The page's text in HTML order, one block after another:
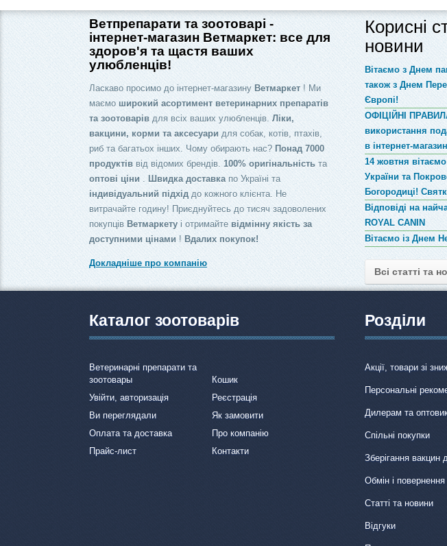
Ветпрепарати та зоотоварі -
інтернет-магазин Ветмаркет: все для
здоров'я та щастя ваших
улюбленців!
Ласкаво просимо до інтернет-магазину Ветмаркет ! Ми
маємоширокий асортимент ветеринарних препаратів
та зоотоварів для всіх ваших улюбленців.Ліки,
вакцини, корми та аксесуаридля собак, котів, птахів,
риб та багатьох інших. Чому обирають нас? Понад 7000
продуктів від відомих брендів.100% оригінальність та
оптові ціни. Швидка доставкапо Україні та
індивідуальний підхід до кожного клієнта. Не
витрачайте годину! Приєднуйтесь до тисяч задоволених
покупців Ветмаркетуі отримайте відмінну якість за
доступними цінами ! Вдалих покупок!
Докладніше про компанію
Корисні
новини
Вітаємо з Днем
також з Днем
Європі!
ОФІЦІЙНІ
використання
в інтернет-
14 жовтня
України та
Богородиці!
Відповіді на
ROYAL CANIN
Вітаємо із Днем
Всі статті та
Каталог зоотоварів
Ветеринарні препарати та
зоотовары
Кошик
Увійти, авторизація
Реєстрація
Ви переглядали
Як замовити
Оплата та доставка
Про компанію
Прайс-лист
Контакти
Розділи
Акції, товари зі
Персональні
Дилерам та
Спільні покупки
Зберігання вакцин
Обмін і
Статті та новини
Відгуки